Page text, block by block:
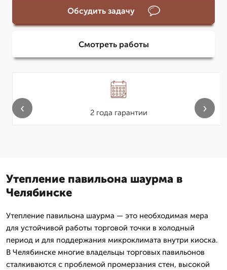
Обсудить задачу
Смотреть работы
2 года гарантии
‹ ›
Утепление павильона шаурма в
Челябинске
Утепление павильона шаурма — это необходимая мера
для устойчивой работы торговой точки в холодный
период и для поддержания микроклимата внутри киоска.
В Челябинске многие владельцы торговых павильонов
сталкиваются с проблемой промерзания стен, высокой